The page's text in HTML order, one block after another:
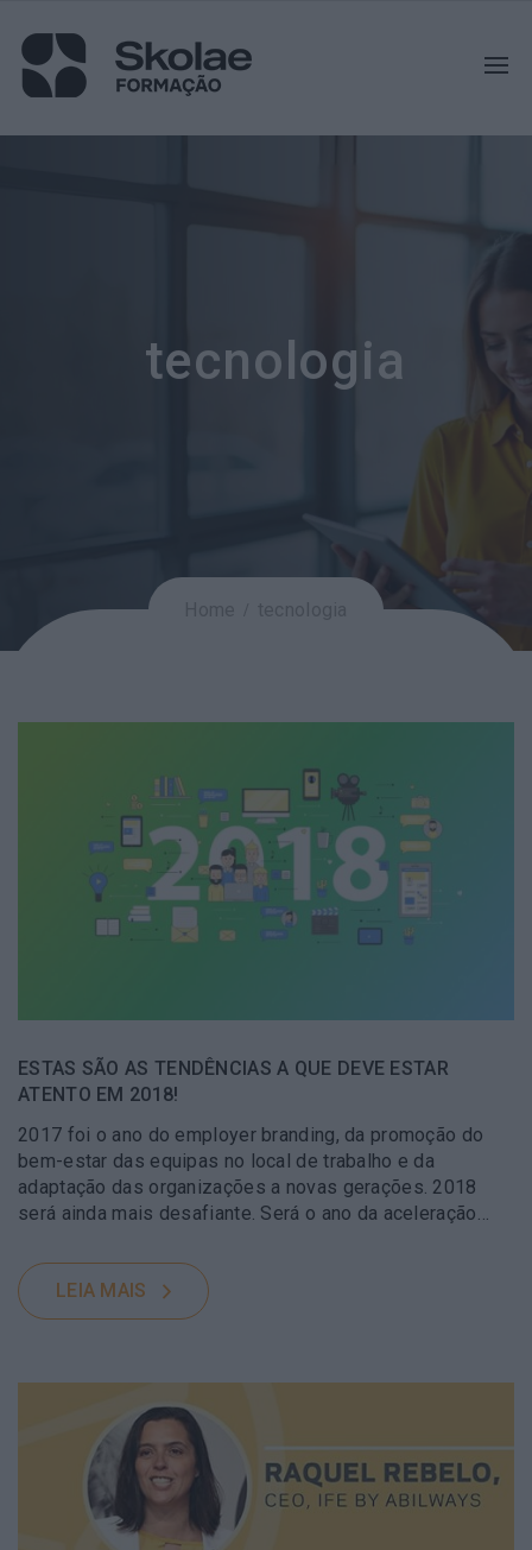
tecnologia
ESTAS SÃO AS TENDÊNCIAS A QUE DEVE ESTAR
ATENTO EM 2018!
2017 foi o ano do employer branding, da promoção do
bem-estar das equipas no local de trabalho e da
adaptação das organizações a novas gerações. 2018
será ainda mais desafiante. Será o ano da aceleração…
LEIA MAIS